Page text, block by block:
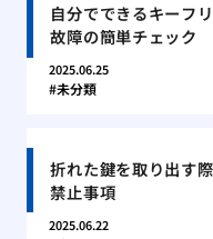
自分でできるキーフ
故障の簡単チェック
2025.06.25
未分類
折れた鍵を取り出す
禁止事項
2025.06.22